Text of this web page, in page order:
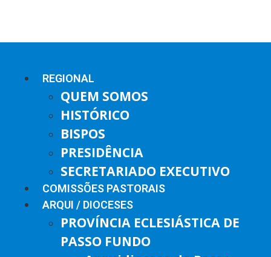
REGIONAL
QUEM SOMOS
HISTÓRICO
BISPOS
PRESIDÊNCIA
SECRETARIADO EXECUTIVO
COMISSÕES PASTORAIS
ARQUI / DIOCESES
PROVÍNCIA ECLESIÁSTICA DE
PASSO FUNDO